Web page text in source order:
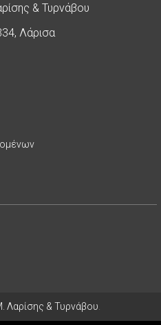
& Τυρνάβου
Λάρισα
Λαρίσης & Τυρνάβου.